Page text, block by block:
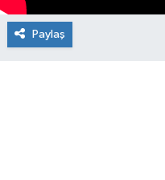
Paylaş